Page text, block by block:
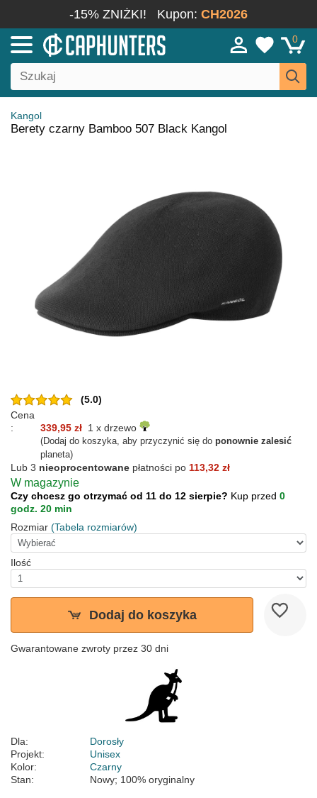
-15% ZNIŻKI! Kupon: CH2026
0
Kangol
Berety czarny Bamboo 507 Black Kangol
(5.0)
Cena
:
339,95 zł 1 x drzewo
(Dodaj do koszyka, aby przyczynić się do ponownie zalesić
planeta)
Lub 3 nieoprocentowane płatności po 113,32 zł
W magazynie
Czy chcesz go otrzymać od 11 do 12 sierpie? Kup przed 0
godz. 20 min
Rozmiar (Tabela rozmiarów)
Ilość
Dodaj do koszyka
Gwarantowane zwroty przez 30 dni
Dla:
Dorosły
Projekt:
Unisex
Kolor:
Czarny
Stan:
Nowy; 100% oryginalny